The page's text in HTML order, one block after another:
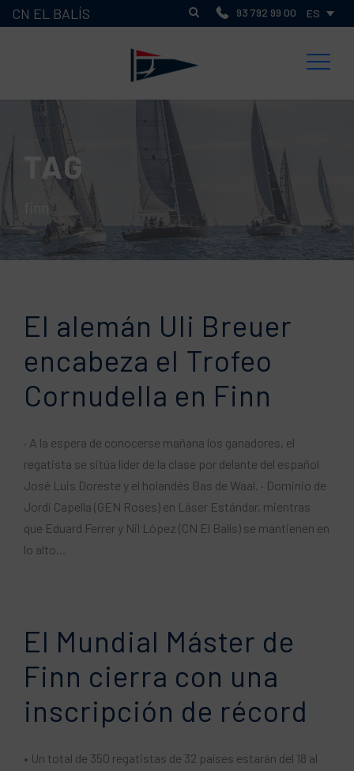
CN EL BALÍS 93 792 99 00 ES
TAG
finn
El alemán Uli Breuer
encabeza el Trofeo
Cornudella en Finn
· A la espera de conocerse mañana los ganadores, el
regatista se sitúa líder de la clase por delante del español
José Luis Doreste y el holandés Bas de Waal. · Dominio de
Jordi Capella (GEN Roses) en Láser Estándar, mientras
que Eduard Ferrer y Nil López (CN El Balís) se mantienen en
lo alto...
El Mundial Máster de
Finn cierra con una
inscripción de récord
• Un total de 350 regatistas de 32 países estarán del 18 al